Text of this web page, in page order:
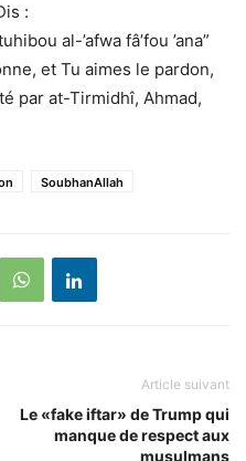
:
al-’afwa fâ’fou ’ana”
et Tu aimes le pardon,
par at-Tirmidhî, Ahmad,
SoubhanAllah
Article suivant
Le «fake iftar» de Trump qui
manque de respect aux
musulmans